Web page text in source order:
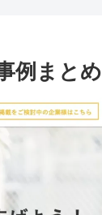
例まとめ